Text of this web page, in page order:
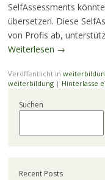
SelfAssessments
übersetzen. Diese
von Profis ab,
Weiterlesen →
Veröffentlicht in
weiterbildung | Hinterlasse
Suchen
Recent Posts